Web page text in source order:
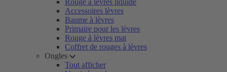
Rouge à lèvres liquide
Accessoires lèvres
Baume à lèvres
Primaire pour les lèvres
Rouge à lèvres mat
Coffret de rouges à lèvres
Ongles
Tout afficher